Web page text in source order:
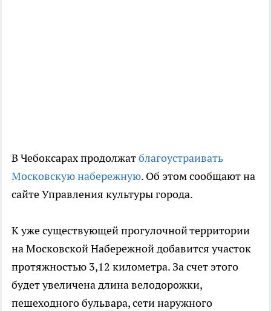
В Чебоксарах продолжатблагоустраивать
Московскую набережную. Об этом сообщают на
сайте Управления культуры города.
К уже существующей прогулочной территории
на Московской Набережной добавится участок
протяжностью 3,12 километра. За счет этого
будет увеличена длина велодорожки,
пешеходного бульвара, сети наружного